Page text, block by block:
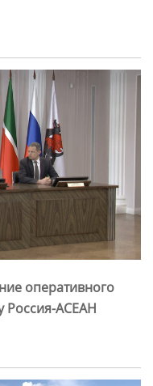
оперативного
Россия-АСЕАН